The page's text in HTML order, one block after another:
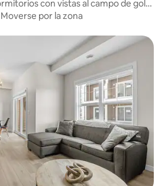
con vistas al campo de golf
Moverse por la zona